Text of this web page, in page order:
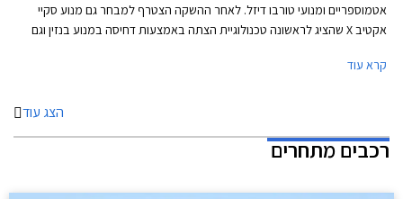
אטמוספריים ומנועי טורבו דיזל. לאחר ההשקה הצטרף למבחר גם מנוע סקיי
אקטיב X שהציג לראשונה טכנולוגיית הצתה באמצעות דחיסה במנוע בנזין וגם
טורבו בנזין שנפוצים אצל המתחרות ובחרה בשיטות אחרות להפחתת צריכת
קרא עוד
הצג עוד
רכבים מתחרים